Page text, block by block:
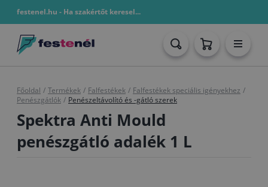
festenel.hu - Ha szakértőt keresel...
Főoldal / Termékek / Falfestékek / Falfestékek speciális igényekhez /
Penészgátlók / Penészeltávolító és -gátló szerek
Spektra Anti Mould
penészgátló adalék 1 L